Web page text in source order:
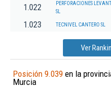
1.022
PERFORACIONES
SL
1.023 TECNIVEL CANTERO SL
Ver
Posición 9.039 en la
Murcia